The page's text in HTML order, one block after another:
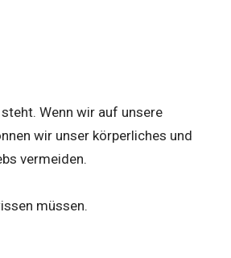
Wenn wir auf unsere
wir unser körperliches und
vermeiden.
müssen.